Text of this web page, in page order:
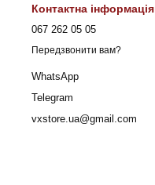
Контактна інформація
067 262 05 05
Передзвонити вам?
WhatsApp
Telegram
vxstore.ua@gmail.com